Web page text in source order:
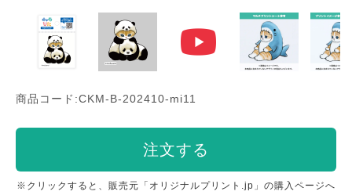
商品コード:CKM-B-202410-mi11
注文する
※クリックすると、販売元「オリジナルプリント.jp」の購入ページへ